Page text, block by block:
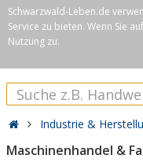
Schwarzwald-Leben.de
Service zu bieten. Wenn Sie
Nutzung zu.
Industrie &
Maschinenhandel &